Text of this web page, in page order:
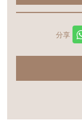
分享